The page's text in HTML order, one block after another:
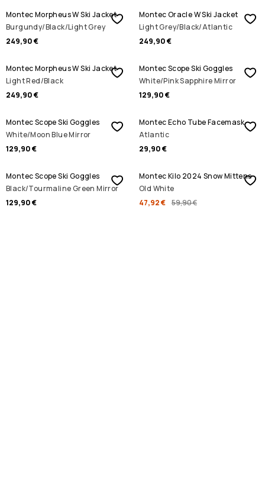
Montec Morpheus W Ski Jacket
Burgundy/Black/Light Grey
249,90 €
Montec Oracle W Ski Jacket
Light Grey/Black/Atlantic
249,90 €
Montec Morpheus W Ski Jacket
Light Red/Black
249,90 €
Montec Scope Ski Goggles
White/Pink Sapphire Mirror
129,90 €
Montec Scope Ski Goggles
White/Moon Blue Mirror
129,90 €
Montec Echo Tube Facemask
Atlantic
29,90 €
Montec Scope Ski Goggles
Black/Tourmaline Green Mirror
129,90 €
SALE
Montec Kilo 2024 Snow Mittens
Old White
47,92 € 59,90 €